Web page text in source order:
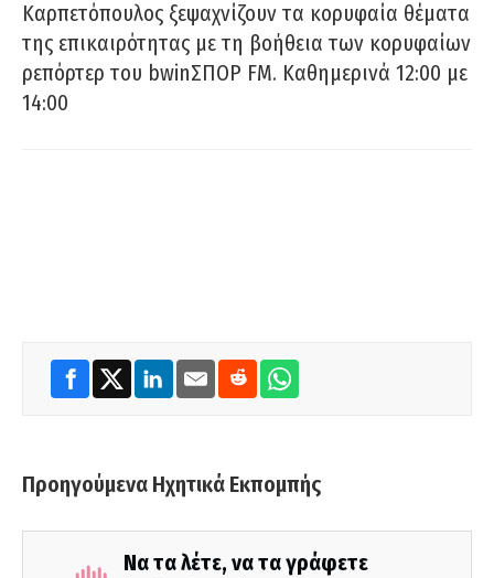
Καρπετόπουλος ξεψαχνίζουν τα κορυφαία θέματα
της επικαιρότητας με τη βοήθεια των κορυφαίων
ρεπόρτερ του bwinΣΠΟΡ FM. Καθημερινά 12:00 με
14:00
Προηγούμενα Ηχητικά Εκπομπής
Να τα λέτε, να τα γράφετε